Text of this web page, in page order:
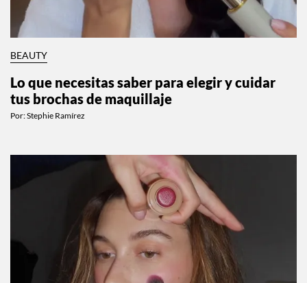
BEAUTY
Lo que necesitas saber para elegir y cuidar
tus brochas de maquillaje
Por:Stephie Ramírez